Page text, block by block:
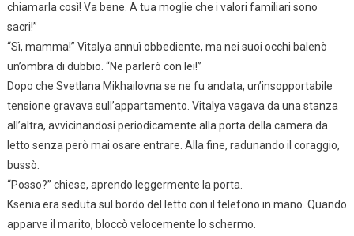
chiamarla così! Va bene. A tua moglie che i valori familiari sono
sacri!”
“Sì, mamma!” Vitalya annuì obbediente, ma nei suoi occhi balenò
un’ombra di dubbio. “Ne parlerò con lei!”
Dopo che Svetlana Mikhailovna se ne fu andata, un’insopportabile
tensione gravava sull’appartamento. Vitalya vagava da una stanza
all’altra, avvicinandosi periodicamente alla porta della camera da
letto senza però mai osare entrare. Alla fine, radunando il coraggio,
bussò.
“Posso?” chiese, aprendo leggermente la porta.
Ksenia era seduta sul bordo del letto con il telefono in mano. Quando
apparve il marito, bloccò velocemente lo schermo.